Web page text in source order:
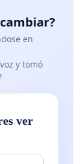
en
y tomó
ver